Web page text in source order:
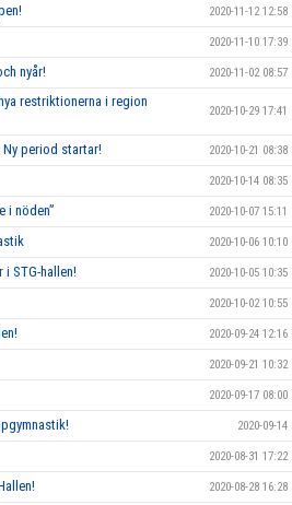
2020-11-12 12:58
2020-11-10 17:39
nyår! 2020-11-02 08:57
restriktionerna i region
2020-10-29 17:41
Ny period startar! 2020-10-21 08:38
2020-10-14 08:35
i nöden” 2020-10-07 15:11
2020-10-06 10:10
STG-hallen! 2020-10-05 10:35
2020-10-02 10:55
2020-09-24 12:16
2020-09-21 10:32
2020-09-17 08:00
2020-09-14
2020-08-31 17:22
2020-08-28 16:28